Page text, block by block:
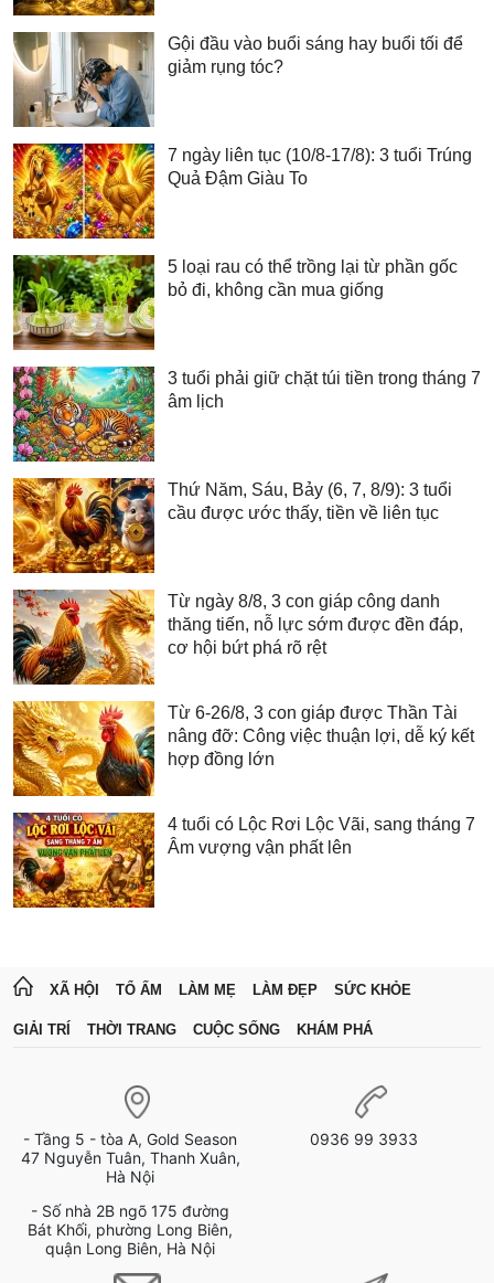
Gội đầu vào buổi sáng hay buổi tối để
giảm rụng tóc?
7 ngày liên tục (10/8-17/8): 3 tuổi Trúng
Quả Đậm Giàu To
5 loại rau có thể trồng lại từ phần gốc
bỏ đi, không cần mua giống
3 tuổi phải giữ chặt túi tiền trong tháng 7
âm lịch
Thứ Năm, Sáu, Bảy (6, 7, 8/9): 3 tuổi
cầu được ước thấy, tiền về liên tục
Từ ngày 8/8, 3 con giáp công danh
thăng tiến, nỗ lực sớm được đền đáp,
cơ hội bứt phá rõ rệt
Từ 6-26/8, 3 con giáp được Thần Tài
nâng đỡ: Công việc thuận lợi, dễ ký kết
hợp đồng lớn
4 tuổi có Lộc Rơi Lộc Vãi, sang tháng 7
Âm vượng vận phất lên
XÃ HỘI TỔ ẤM LÀM MẸ LÀM ĐẸP SỨC KHỎE
GIẢI TRÍ THỜI TRANG CUỘC SỐNG KHÁM PHÁ
- Tầng 5 - tòa A, Gold Season
47 Nguyễn Tuân, Thanh Xuân,
Hà Nội
- Số nhà 2B ngõ 175 đường
Bát Khối, phường Long Biên,
quận Long Biên, Hà Nội
0936 99 3933